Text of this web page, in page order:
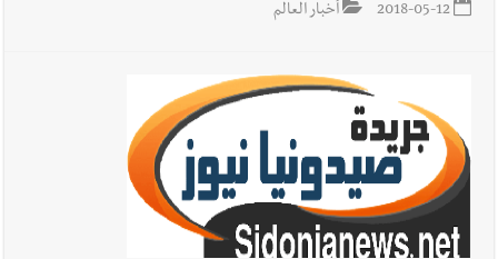
2018-05-12 أخبار العالم